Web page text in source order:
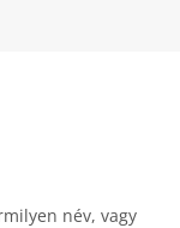
név, vagy